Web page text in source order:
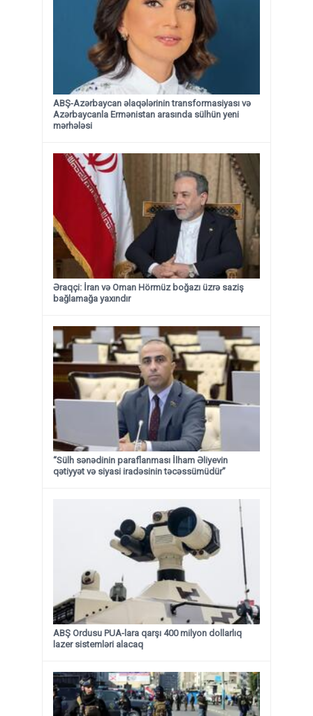
ABŞ-Azərbaycan əlaqələrinin transformasiyası və
Azərbaycanla Ermənistan arasında sülhün yeni
mərhələsi
Əraqçi: İran və Oman Hörmüz boğazı üzrə saziş
bağlamağa yaxındır
“Sülh sənədinin paraflanması İlham Əliyevin
qətiyyət və siyasi iradəsinin təcəssümüdür”
ABŞ Ordusu PUA-lara qarşı 400 milyon dollarlıq
lazer sistemləri alacaq